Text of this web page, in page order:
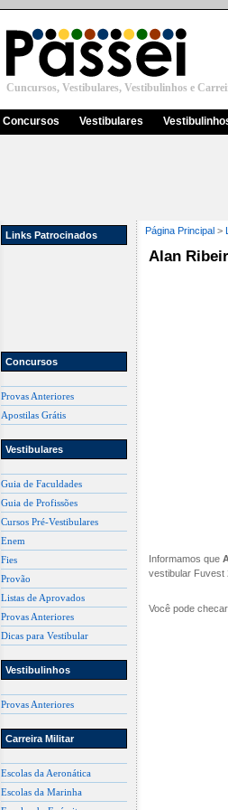
Cuncursos, Vestibulares, Vestibulinhos e
Concursos Vestibulares
Links Patrocinados
Concursos
Provas Anteriores
Apostilas Grátis
Vestibulares
Guia de Faculdades
Guia de Profissões
Cursos Pré-Vestibulares
Enem
Fies
Provão
Listas de Aprovados
Provas Anteriores
Dicas para Vestibular
Vestibulinhos
Provas Anteriores
Carreira Militar
Escolas da Aeronática
Escolas da Marinha
Página Principal >
Alan
Informamos que
vestibular Fuvest
Você pode